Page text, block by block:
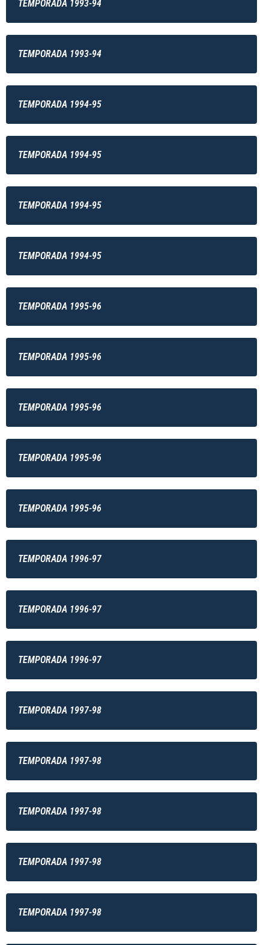
TEMPORADA 1993-94
TEMPORADA 1993-94
TEMPORADA 1994-95
TEMPORADA 1994-95
TEMPORADA 1994-95
TEMPORADA 1994-95
TEMPORADA 1995-96
TEMPORADA 1995-96
TEMPORADA 1995-96
TEMPORADA 1995-96
TEMPORADA 1995-96
TEMPORADA 1996-97
TEMPORADA 1996-97
TEMPORADA 1996-97
TEMPORADA 1997-98
TEMPORADA 1997-98
TEMPORADA 1997-98
TEMPORADA 1997-98
TEMPORADA 1997-98